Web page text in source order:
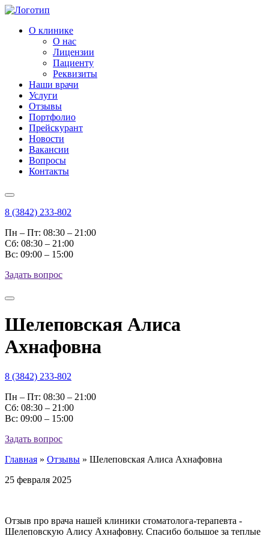
О клинике
О нас
Лицензии
Пациенту
Реквизиты
Наши врачи
Услуги
Отзывы
Портфолио
Прейскурант
Новости
Вакансии
Вопросы
Контакты
8 (3842) 233-802
Пн – Пт: 08:30 – 21:00
Cб: 08:30 – 21:00
Вс: 09:00 – 15:00
Задать вопрос
Шелеповская Алиса
Ахнафовна
8 (3842) 233-802
Пн – Пт: 08:30 – 21:00
Cб: 08:30 – 21:00
Вс: 09:00 – 15:00
Задать вопрос
Главная » Отзывы » Шелеповская Алиса Ахнафовна
25 февраля 2025
Отзыв про врача нашей клиники стоматолога-терапевта -
Шелеповскую Алису Ахнафовну. Спасибо большое за теплые